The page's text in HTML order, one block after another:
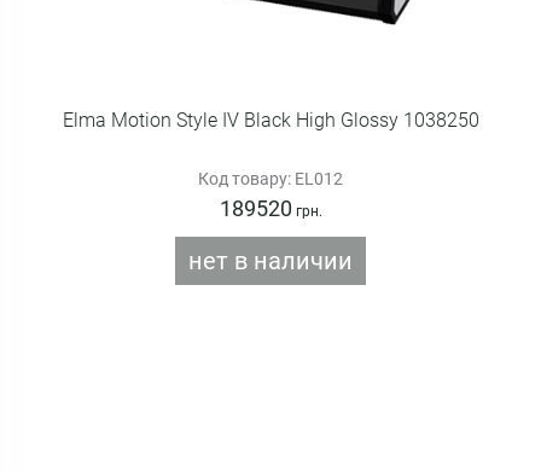
Elma Motion Style IV Black High Glossy 1038250
Код товару: EL012
189520 грн.
нет в наличии